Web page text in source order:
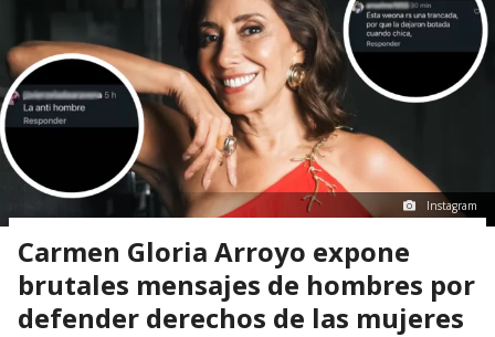
Instagram
Carmen Gloria Arroyo expone
brutales mensajes de hombres por
defender derechos de las mujeres